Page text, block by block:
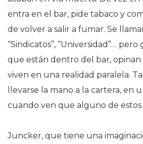
entra en el bar, pide tabaco y
de volver a salir a fumar. Se
“Sindicatos”, “Universidad”…
que están dentro del bar,
viven en una realidad paralela.
llevarse la mano a la cartera, en
cuando ven que alguno de estos
Juncker, que tiene una